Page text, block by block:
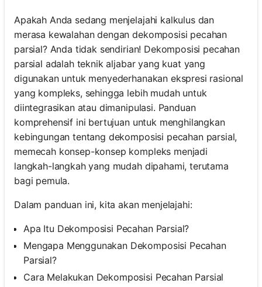
Apakah Anda sedang menjelajahi kalkulus dan
merasa kewalahan dengan dekomposisi pecahan
parsial? Anda tidak sendirian! Dekomposisi pecahan
parsial adalah teknik aljabar yang kuat yang
digunakan untuk menyederhanakan ekspresi rasional
yang kompleks, sehingga lebih mudah untuk
diintegrasikan atau dimanipulasi. Panduan
komprehensif ini bertujuan untuk menghilangkan
kebingungan tentang dekomposisi pecahan parsial,
memecah konsep-konsep kompleks menjadi
langkah-langkah yang mudah dipahami, terutama
bagi pemula.
Dalam panduan ini, kita akan menjelajahi:
Apa Itu Dekomposisi Pecahan Parsial?
Mengapa Menggunakan Dekomposisi Pecahan
Parsial?
Cara Melakukan Dekomposisi Pecahan Parsial